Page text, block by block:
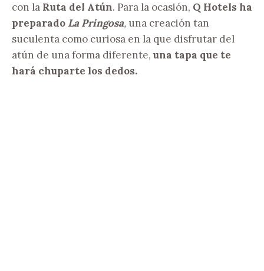
con la Ruta del Atún. Para la ocasión, Q Hotels ha
preparado La Pringosa, una creación tan
suculenta como curiosa en la que disfrutar del
atún de una forma diferente,una tapa que te
hará chuparte los dedos.